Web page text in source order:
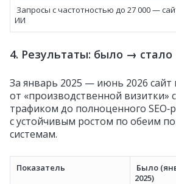
Запросы с частотностью до 27 000 —
ИИ
4. Результаты: было → стало
За январь 2025 — июнь 2026
от «производственной
трафиком до полноценного
с устойчивым ростом по обеим
системам.
Показатель
Было
2025)